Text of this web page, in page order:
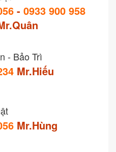
- 0933 900 958
- Bảo Trì
Mr.Hiếu
Mr.Hùng